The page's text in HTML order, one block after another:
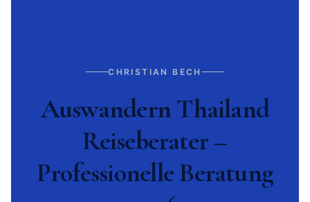
CHRISTIAN BECH
Auswandern Thailand
Reiseberater –
Professionelle Beratung